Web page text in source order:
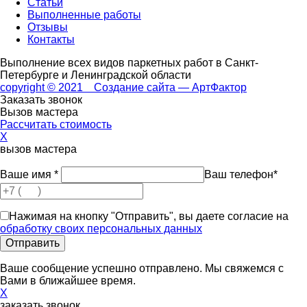
Выполненные работы
Отзывы
Контакты
Выполнение всех видов паркетных работ в Санкт-
Петербурге и Ленинградской области
copyright © 2021 Создание сайта — АртФактор
Заказать звонок
Вызов мастера
Рассчитать стоимость
X
вызов мастера
Ваше имя * Ваш телефон*
Нажимая на кнопку "Отправить", вы даете согласие на
обработку своих персональных данных
Ваше сообщение успешно отправлено. Мы свяжемся с
Вами в ближайшее время.
X